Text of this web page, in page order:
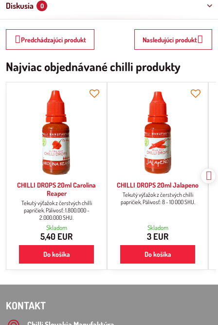
Diskusia 0
Predchádzajúci produkt Nasledujúci produkt
Najviac objednávané chilli produkty
CHILLI DROPS 20ml Carolina
Reaper
Tekutý výťažok z čerstvých chilli
papričiek. Pálivosť: 1.800.000 -
2.000.000 SHU.
Skladom
5,40 EUR
Do košíka
CHILLI DROPS 20ml Jalapeno
Tekutý výťažok z čerstvých chilli
papričiek, Pálivosť: 8 - 10 000 SHU.
Skladom
3 EUR
Do košíka
KONTAKT